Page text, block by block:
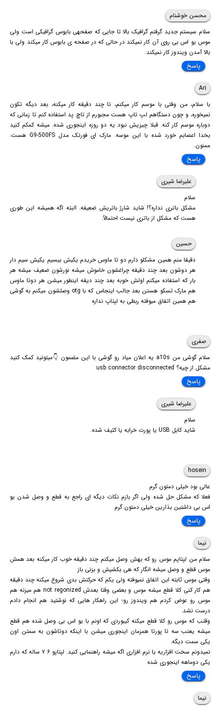
محسن خوشنام
سلام سیستم جدید گرفتم گرافیک بالا تا جایی که صفحهی بایوس گرافیکی است ولی
موس یو اس بی روی آن کار نمیکند در حالی که در صفحه ی بایوس کار میکند ولی با
بالا آمدن ویندوز کار نمیکند.
پاسخ
Ari
با سلام، من وقتی با موسم کار میکنم، تا چند دقیقه کار میکنه، بعد دیگه تکون
نمیخوره، و چون دستگاهم لپ تاپ هست مجبورم از تاچ پد استفاده کنم تا زمانی که
دوباره موسم کار کنه. قبلا چیزیش نبود یه دو روزه اینجوری شده. میشه کمکم کنید
بخدا اعصابم خورد شده با این موسه. مارک ای فورتک مدل G9-500FS هست.
ممنون.
پاسخ
علیرضا شیری
سلام
مشکل باتری نداره؟! شاید شارژ باتریش ضعیفه. البته اگه همیشه این طوری
هست که مشکل از باتری نیست احتمالاً.
حسین
دقیقا منم همین مشکلو دارم دو تا ماوس خریدم یکیش بیسیم یکیش سیم دار
هر دوشون بعد چند دقیقه چراغشون خاموش میشه نورشون ضعیف میشه هر
بار که استفاده میکنم اولش خوبه بعد چند دیقه اینطور میشن هر دوتا ماوس
هم مارک تسکو هستن بعد جالب اینجاس که با otg وصلشون میکنم به گوشی
هم همین اتفاق میوفته ربطی به لپتاپ نداره
صفری
سلام گوشی من a10s یه اعلان میاد رو گوشی با این مضمون 👇میتونید کمک کنید
مشکل از چیه؟ usb connector disconnected
پاسخ
علیرضا شیری
سلام
شاید کابل USB یا پورت خرابه یا کثیف شده.
hosein
عالی بود خیلی دمتون گرم
فعلا که مشکل حل شده ولی اگر بازم نکات دیگه ای راجع به قطع و وصل شدن یو
اس بی داشتین بذارین خیلی دمتون گرم
پاسخ
نیما
سلام من لپتاپم موس رو که بهش وصل میکنم چند دقیقه خوب کار میکنه بعد همش
موس قطع و وصل میشه انگار که هی بکشیش و بزنی باز
وقتی موس ثابته ابن اتفاق نمیوفته ولی یکم که حرکتش بدی شروع میکنه چند دقیقه
هم کار کنی کلا قطع میشه موس و بعضی وقتا بعدش not regonized هم میزنه هم
موس رو عوض کردم هم ویندوز رو؛ این راهکار هایی که نوشتید هم انجام دادم
درست نشد.
وقتب که موس رو کلا قطع میکنه کیبوردی که اونم با یو اس بی وصل شده هم قطع
میشه یعنب سه تا پورتا همزمان اینجوری میشن با اینکه دوتاشون به سمتن اون
یکی سمت دیگه.
نمیدونم سخت افزاریه یا نرم افزاری اگه میشه راهنمایی کنید. لپتاپو ۶ ۷ ساله که دارم
یکی دوماهه اینجوری شده
پاسخ
نیما